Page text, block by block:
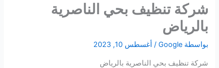
شركة تنظيف بحي الناصرية
بالرياض
بواسطة Google
/ أغسطس 10, 2023
شركة تنظيف بحي الناصرية بالرياض